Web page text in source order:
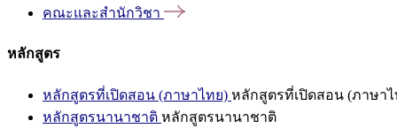
คณะและสำนักวิชา
หลักสูตร
หลักสูตรที่เปิดสอน (ภาษาไทย) หลักสูตรที่เปิดสอน (ภาษาไ
หลักสูตรนานาชาติ หลักสูตรนานาชาติ